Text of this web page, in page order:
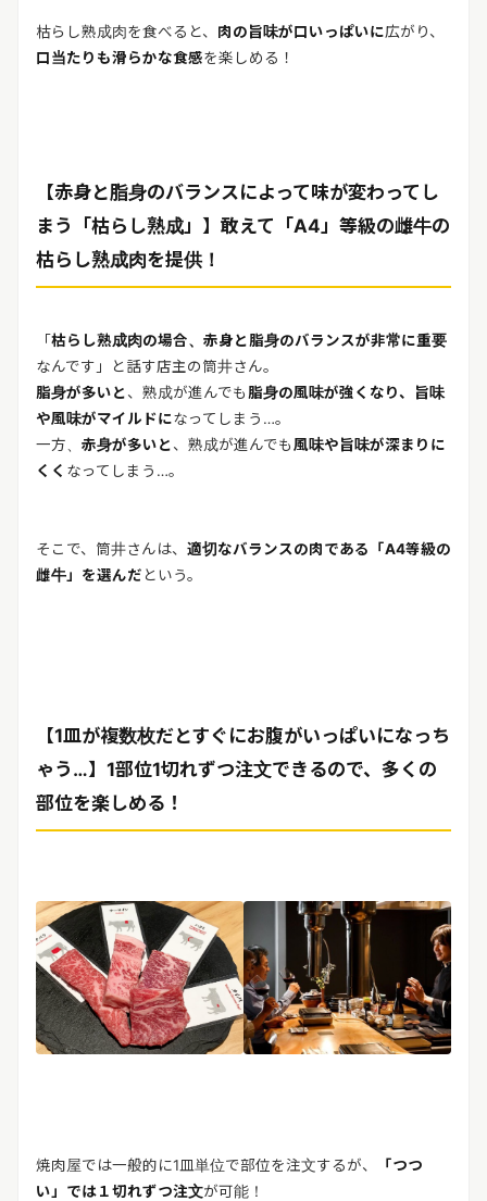
枯らし熟成肉を食べると、 肉の旨味が口いっぱいに広がり、
口当たりも滑らかな食感を楽しめる！
【赤身と脂身のバランスによって味が変わってし
まう「枯らし熟成」】敢えて「A4」等級の雌牛の
枯らし熟成肉を提供！
「枯らし熟成肉の場合、赤身と脂身のバランスが非常に重要
なんです」と話す店主の筒井さん。
脂身が多いと、熟成が進んでも 脂身の風味が強くなり、旨味
や風味がマイルドになってしまう…。
一方、 赤身が多いと、熟成が進んでも風味や旨味が深まりに
くく なってしまう…。
そこで、筒井さんは、 適切なバランスの肉である「A4等級の
雌牛」を選んだ という。
【1皿が複数枚だとすぐにお腹がいっぱいになっち
ゃう…】1部位1切れずつ注文できるので、多くの
部位を楽しめる！
焼肉屋では一般的に1皿単位で部位を注文するが、
「つつ
い」では１切れずつ注文が可能！